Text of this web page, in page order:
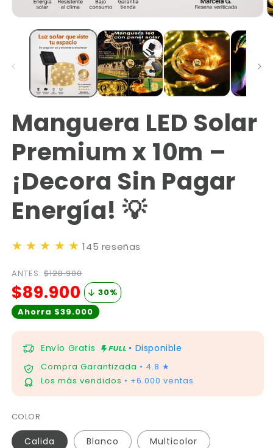
Manguera LED Solar
Premium x 10m –
¡Decora Sin Pagar
Energía! 💡
★ ★ ★ ★ ★ 145 reseñas
ANTES: $128.900
$89.900 30%
Ahorra $39.000
Envío Gratis • Disponible
Compra Garantizada • 4.8 ★
Los más vendidos • +6.000 ventas
COLOR
Calida Blanco Multicolor